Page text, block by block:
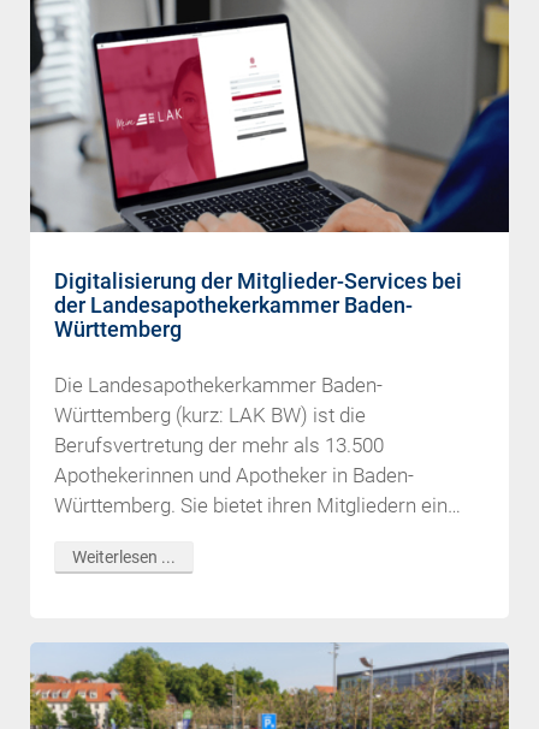
Digitalisierung der Mitglieder-Services bei
der Landesapothekerkammer Baden-
Württemberg
Die Landesapothekerkammer Baden-
Württemberg (kurz: LAK BW) ist die
Berufsvertretung der mehr als 13.500
Apothekerinnen und Apotheker in Baden-
Württemberg. Sie bietet ihren Mitgliedern ein
Weiterbildungsangebot an, unterstützt
Weiterlesen ...